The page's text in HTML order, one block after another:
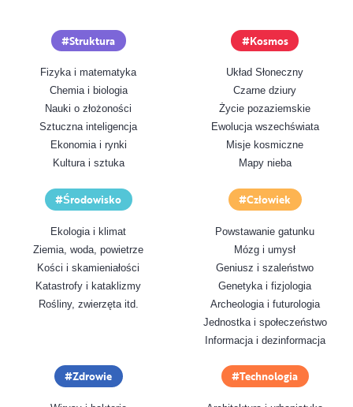
Struktura
Fizyka i matematyka
Chemia i biologia
Nauki o złożoności
Sztuczna inteligencja
Ekonomia i rynki
Kultura i sztuka
Kosmos
Układ Słoneczny
Czarne dziury
Życie pozaziemskie
Ewolucja wszechświata
Misje kosmiczne
Mapy nieba
Środowisko
Ekologia i klimat
Ziemia, woda, powietrze
Kości i skamieniałości
Katastrofy i kataklizmy
Rośliny, zwierzęta itd.
Człowiek
Powstawanie gatunku
Mózg i umysł
Geniusz i szaleństwo
Genetyka i fizjologia
Archeologia i futurologia
Jednostka i społeczeństwo
Informacja i dezinformacja
Zdrowie Technologia